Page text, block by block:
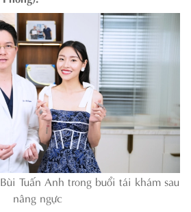
Tuấn Anh trong buổi tái khám sau
nâng ngực